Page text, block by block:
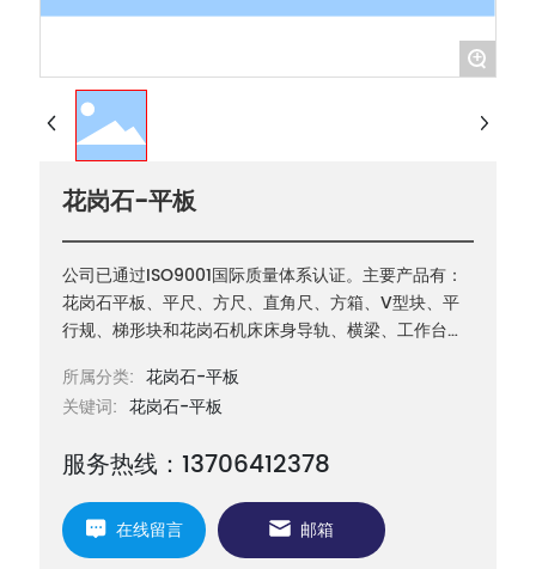
+
花岗石-平板
公司已通过ISO9001国际质量体系认证。主要产品有：
花岗石平板、平尺、方尺、直角尺、方箱、V型块、平
行规、梯形块和花岗石机床床身导轨、横梁、工作台等
所属分类: 花岗石-平板
关键词: 花岗石-平板
服务热线：13706412378
在线留言 邮箱